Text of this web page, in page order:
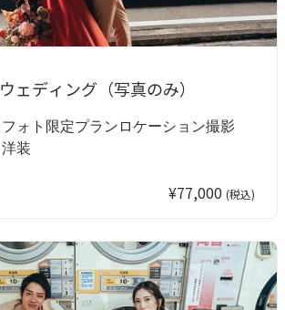
ェディング（写真のみ）
ォト限定プラン ロケーション撮影
装
¥77,000 (税込)